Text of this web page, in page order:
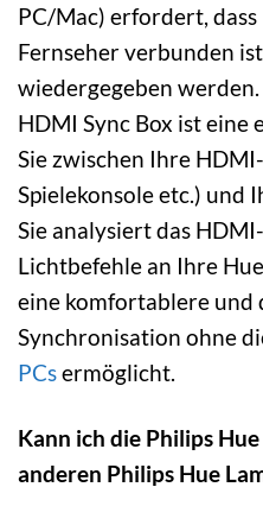
PC/Mac) erfordert,
Fernseher verbunden
wiedergegeben
HDMI Sync Box ist eine
Sie zwischen Ihre
Spielekonsole etc.) und
Sie analysiert das
Lichtbefehle an Ihre
eine komfortablere und
Synchronisation ohne
PCsermöglicht.
Kann ich die Philips
anderen Philips Hue